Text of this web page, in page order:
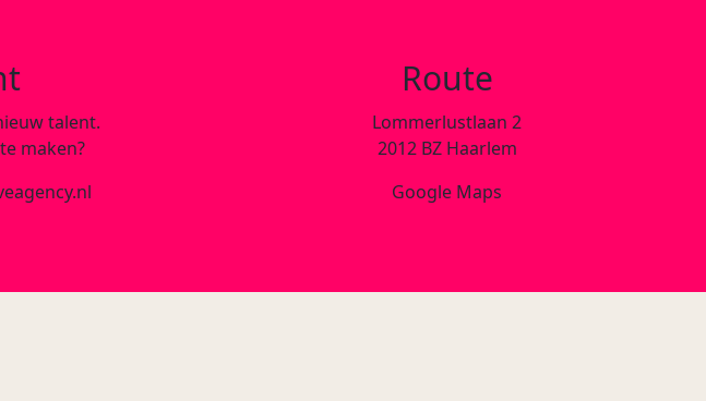
talent.
maken?
Route
Lommerlustlaan 2
2012 BZ Haarlem
Google Maps